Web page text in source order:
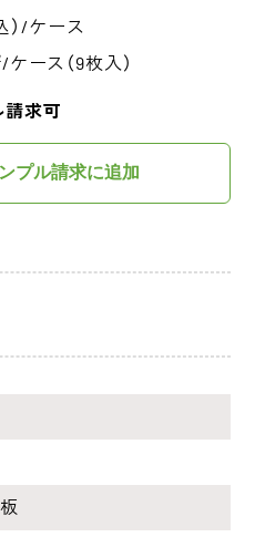
）/ケース
ケース（9枚入）
請求可
プル請求に追加